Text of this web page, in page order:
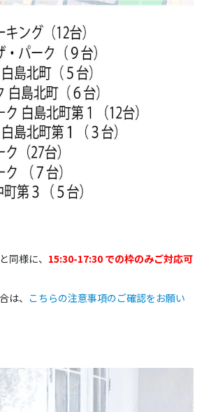
同様に、 15:30-17:30 での枠のみご対応可
は、 こちらの注意事項のご確認をお願い